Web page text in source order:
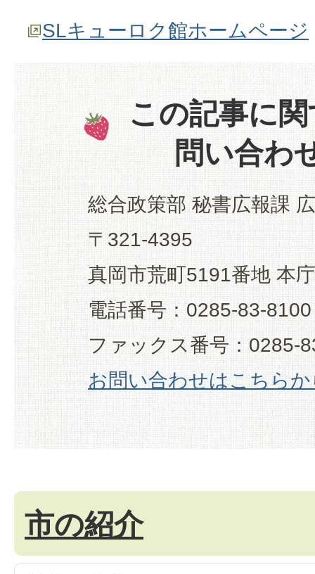
SLキューロク館ホームページ
この記事に
問い合わ
総合政策部 秘書広報課
〒321-4395
真岡市荒町5191番地 本
電話番号：0285-83-8100
ファックス番号：0285-
お問い合わせはこちら
市の紹介